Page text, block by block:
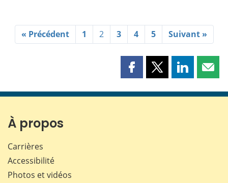
« Précédent 1 2 3 4 5 Suivant »
Partager
page
Partager
page
Partager
page page
À propos
Carrières
Accessibilité
Photos et vidéos